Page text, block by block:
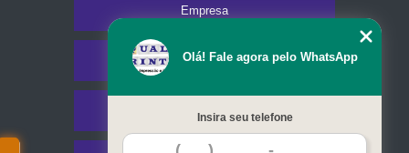
Empresa
Missão
Serviços
Olá! Fale agora pelo WhatsApp
Insira seu telefone